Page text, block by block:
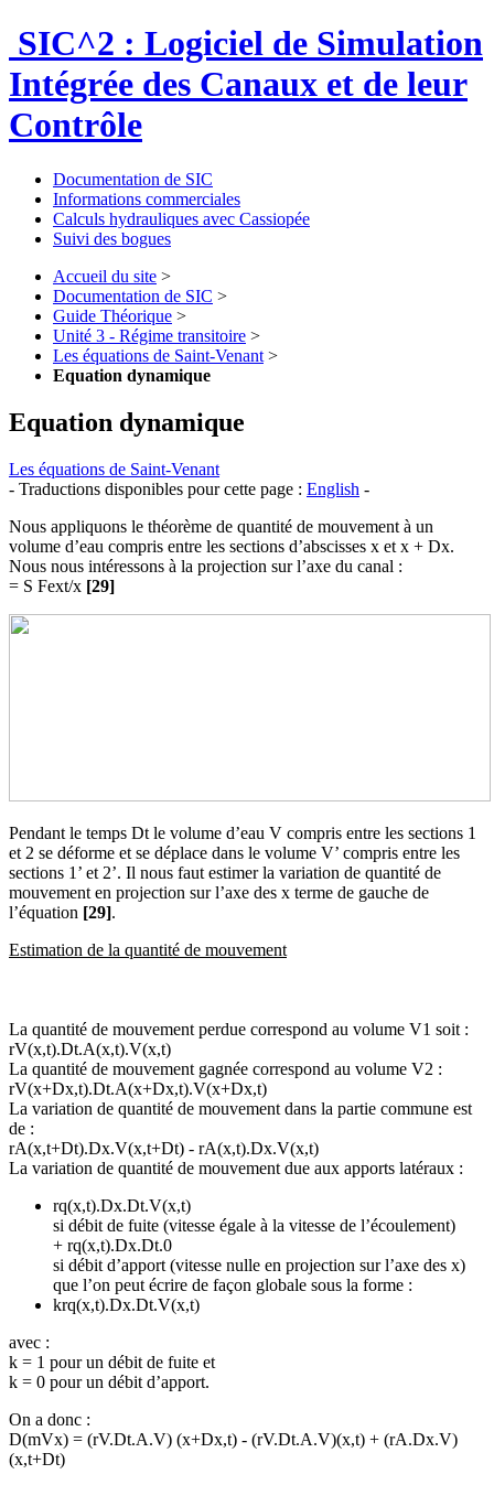
SIC^2 : Logiciel de Simulation
Intégrée des Canaux et de leur
Contrôle
Documentation de SIC
Informations commerciales
Calculs hydrauliques avec Cassiopée
Suivi des bogues
Accueil du site >
Documentation de SIC >
Guide Théorique >
Unité 3 - Régime transitoire >
Les équations de Saint-Venant >
Equation dynamique
Equation dynamique
Les équations de Saint-Venant
- Traductions disponibles pour cette page : English -
Nous appliquons le théorème de quantité de mouvement à un
volume d’eau compris entre les sections d’abscisses x et x + Dx.
Nous nous intéressons à la projection sur l’axe du canal :
= S Fext/x [29]
Pendant le temps Dt le volume d’eau V compris entre les sections 1
et 2 se déforme et se déplace dans le volume V’ compris entre les
sections 1’ et 2’. Il nous faut estimer la variation de quantité de
mouvement en projection sur l’axe des x terme de gauche de
l’équation [29].
Estimation de la quantité de mouvement
La quantité de mouvement perdue correspond au volume V1 soit :
rV(x,t).Dt.A(x,t).V(x,t)
La quantité de mouvement gagnée correspond au volume V2 :
rV(x+Dx,t).Dt.A(x+Dx,t).V(x+Dx,t)
La variation de quantité de mouvement dans la partie commune est
de :
rA(x,t+Dt).Dx.V(x,t+Dt) - rA(x,t).Dx.V(x,t)
La variation de quantité de mouvement due aux apports latéraux :
rq(x,t).Dx.Dt.V(x,t)
si débit de fuite (vitesse égale à la vitesse de l’écoulement)
+ rq(x,t).Dx.Dt.0
si débit d’apport (vitesse nulle en projection sur l’axe des x)
que l’on peut écrire de façon globale sous la forme :
krq(x,t).Dx.Dt.V(x,t)
avec :
k = 1 pour un débit de fuite et
k = 0 pour un débit d’apport.
On a donc :
D(mVx) = (rV.Dt.A.V) (x+Dx,t) - (rV.Dt.A.V)(x,t) + (rA.Dx.V)
(x,t+Dt)